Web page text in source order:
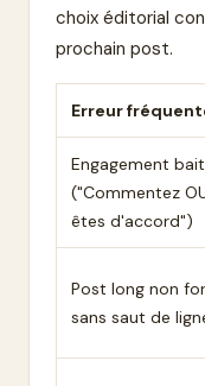
choix éditorial
prochain post.
Erreur
Engagement bait
("Commentez
êtes d'accord")
Post long non
sans saut de